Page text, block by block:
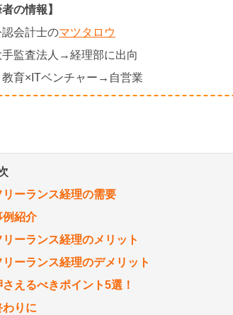
者の情報】
認会計士のマツタロウ
手監査法人→経理部に出向
育×ITベンチャー→自営業
リーランス経理の需要
例紹介
リーランス経理のメリット
リーランス経理のデメリット
さえるべきポイント5選！
わりに